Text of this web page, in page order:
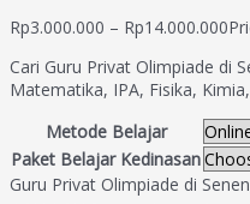
Rp3.000.000 – Rp14.000.000
Cari Guru Privat Olimpiade di
Matematika, IPA, Fisika,
Metode Belajar
Paket Belajar Kedinasan
Guru Privat Olimpiade di